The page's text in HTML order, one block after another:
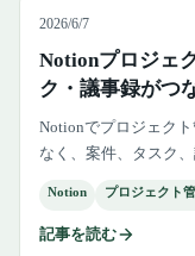
2026/6/7
Notionプロジェ
ク・議事録がつ
Notionでプロジェク
なく、案件、タスク
Notion プロジェクト
記事を読む